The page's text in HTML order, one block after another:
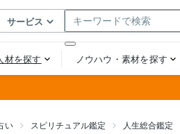
い スピリチュアル鑑定 人生総合鑑定